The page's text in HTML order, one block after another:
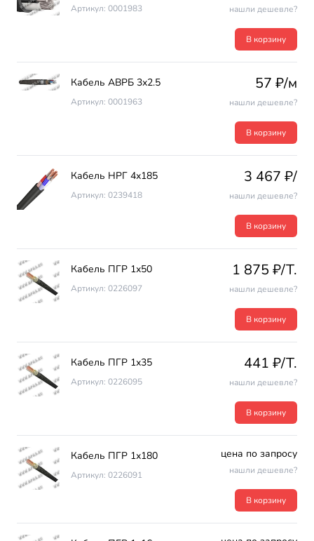
Артикул: 0001983 нашли дешевле?
В корзину
Кабель АВРБ 3х2.5
Артикул: 0001963
57 ₽/м
нашли дешевле?
В корзину
Кабель НРГ 4х185
Артикул: 0239418
3 467 ₽/
нашли дешевле?
В корзину
Кабель ПГР 1х50
Артикул: 0226097
1 875 ₽/T.
нашли дешевле?
В корзину
Кабель ПГР 1х35
Артикул: 0226095
441 ₽/T.
нашли дешевле?
В корзину
Кабель ПГР 1х180
Артикул: 0226091
цена по запросу
нашли дешевле?
В корзину